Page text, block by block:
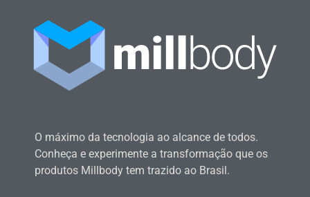
O máximo da tecnologia ao alcance de todos.
Conheça e experimente a transformação que os
produtos Millbody tem trazido ao Brasil.